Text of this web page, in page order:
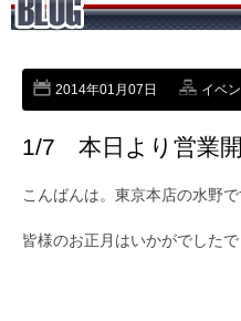
2014年01月07日 イベ
1/7 本日より営業
こんばんは。東京本店の水野
皆様のお正月はいかがでした